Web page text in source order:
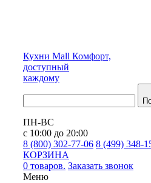
Кухни Mall Комфорт,
доступный
каждому
ПН-ВС
с 10:00 до 20:00
8 (800) 302-77-06 8 (499) 348-
КОРЗИНА
0 товаров. Заказать звонок
Меню